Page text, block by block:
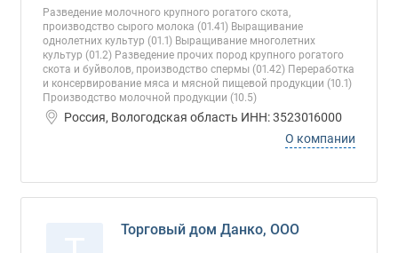
Разведение молочного крупного рогатого скота,
производство сырого молока (01.41) Выращивание
однолетних культур (01.1) Выращивание многолетних
культур (01.2) Разведение прочих пород крупного рогатого
скота и буйволов, производство спермы (01.42) Переработка
и консервирование мяса и мясной пищевой продукции (10.1)
Производство молочной продукции (10.5)
Россия, Вологодская область ИНН: 3523016000
О компании
Торговый дом Данко, ООО